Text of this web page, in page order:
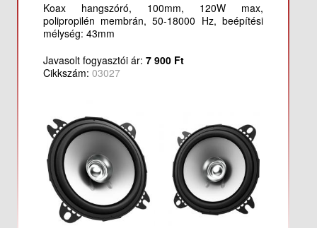
Koax hangszóró, 100mm, 120W max,
polipropilén membrán, 50-18000 Hz, beépítési
mélység: 43mm
Javasolt fogyasztói ár: 7 900 Ft
Cikkszám: 03027